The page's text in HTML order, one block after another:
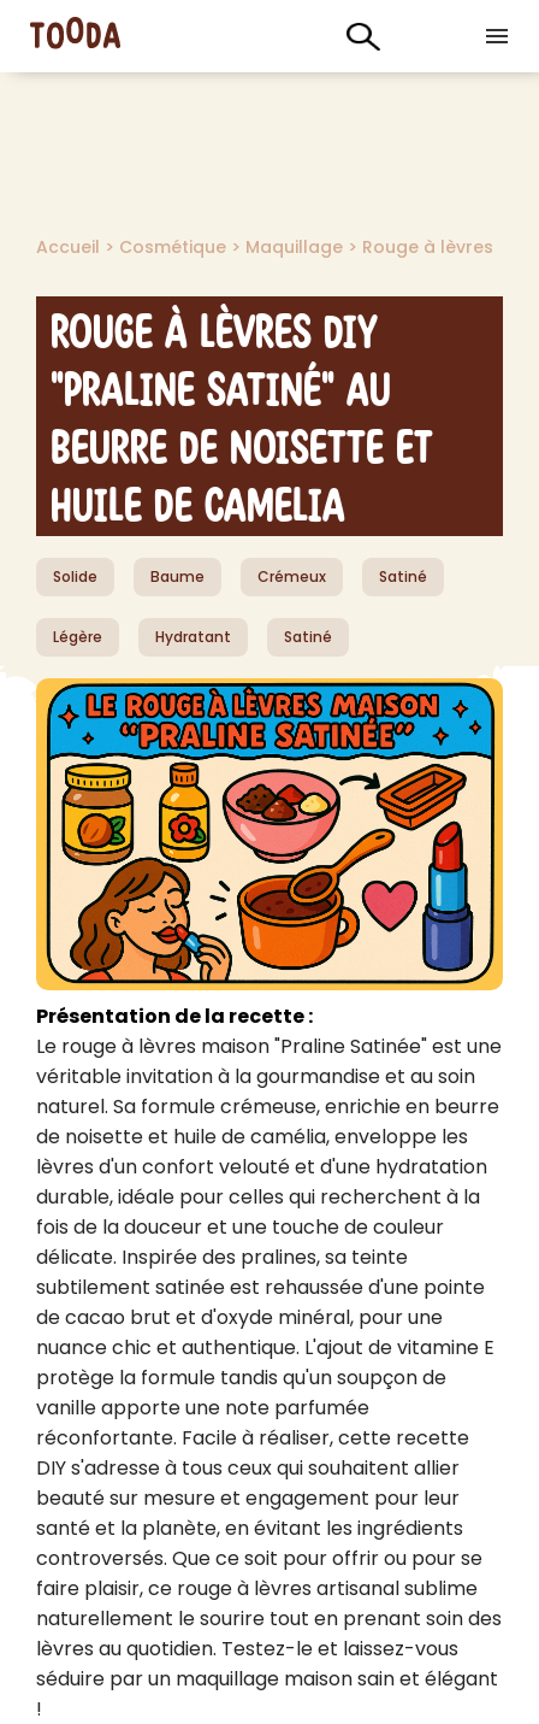
Accueil > Cosmétique > Maquillage > Rouge à lèvres
Rouge à Lèvres DIY
"Praline Satiné" au
Beurre de Noisette et
Huile de Camelia
Solide Baume Crémeux Satiné
Légère Hydratant Satiné
Présentation de la recette :
Le rouge à lèvres maison "Praline Satinée" est une
véritable invitation à la gourmandise et au soin
naturel. Sa formule crémeuse, enrichie en beurre
de noisette et huile de camélia, enveloppe les
lèvres d'un confort velouté et d'une hydratation
durable, idéale pour celles qui recherchent à la
fois de la douceur et une touche de couleur
délicate. Inspirée des pralines, sa teinte
subtilement satinée est rehaussée d'une pointe
de cacao brut et d'oxyde minéral, pour une
nuance chic et authentique. L'ajout de vitamine E
protège la formule tandis qu'un soupçon de
vanille apporte une note parfumée
réconfortante. Facile à réaliser, cette recette
DIY s'adresse à tous ceux qui souhaitent allier
beauté sur mesure et engagement pour leur
santé et la planète, en évitant les ingrédients
controversés. Que ce soit pour offrir ou pour se
faire plaisir, ce rouge à lèvres artisanal sublime
naturellement le sourire tout en prenant soin des
lèvres au quotidien. Testez-le et laissez-vous
séduire par un maquillage maison sain et élégant
!